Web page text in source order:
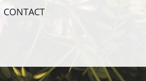
CONTACT